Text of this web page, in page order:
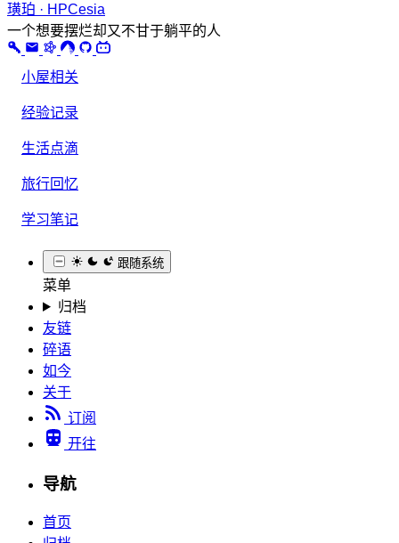
璜珀 · HPCesia
一个想要摆烂却又不甘于躺平的人
小屋相关
经验记录
生活点滴
旅行回忆
学习笔记
跟随系统
菜单
归档
友链
碎语
如今
关于
订阅
开往
导航
首页